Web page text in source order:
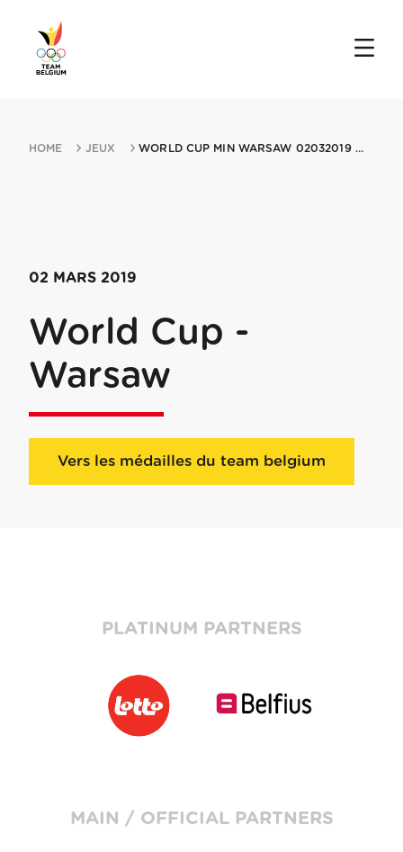
HOME JEUX WORLD CUP MIN WARSAW 02032019 WARSAW
02 MARS 2019
World Cup -
Warsaw
Vers les médailles du team belgium
PLATINUM PARTNERS
MAIN / OFFICIAL PARTNERS